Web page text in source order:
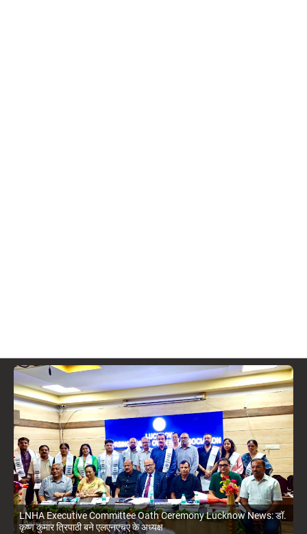
LNHA Executive Committee Oath Ceremony Lucknow News: डॉ.
कृष्ण कुमार त्रिपाठी बने एलएनएचए के अध्यक्ष